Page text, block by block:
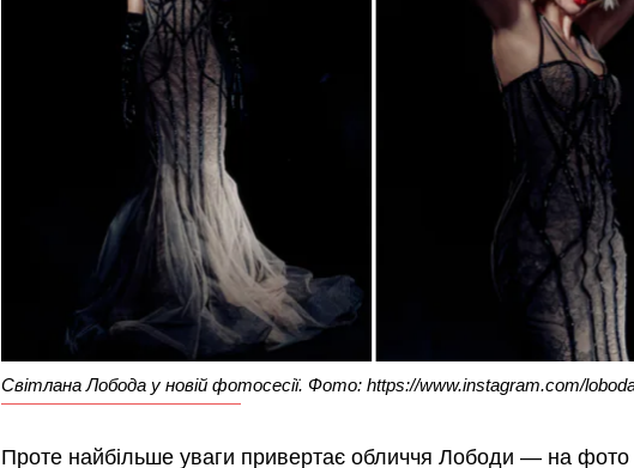
Світлана Лобода у новій фотосесії. Фото: https://www.instagram.com/
Проте найбільше уваги привертає обличчя Лободи — на фото